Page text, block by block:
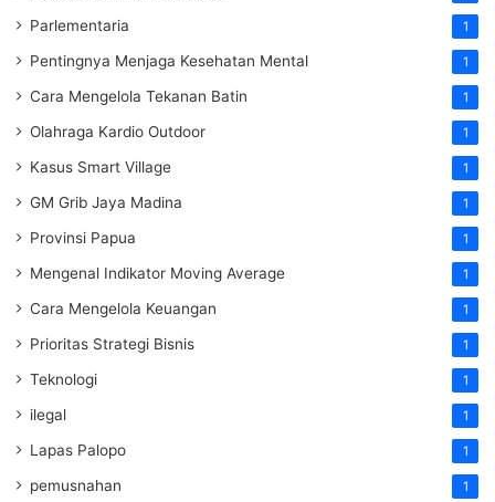
Parlementaria 1
Pentingnya Menjaga Kesehatan Mental 1
Cara Mengelola Tekanan Batin 1
Olahraga Kardio Outdoor 1
Kasus Smart Village 1
GM Grib Jaya Madina 1
Provinsi Papua 1
Mengenal Indikator Moving Average 1
Cara Mengelola Keuangan 1
Prioritas Strategi Bisnis 1
Teknologi 1
ilegal 1
Lapas Palopo 1
pemusnahan 1